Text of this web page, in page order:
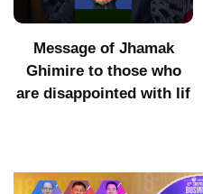
Message of Jhamak
Ghimire to those who
are disappointed with lif